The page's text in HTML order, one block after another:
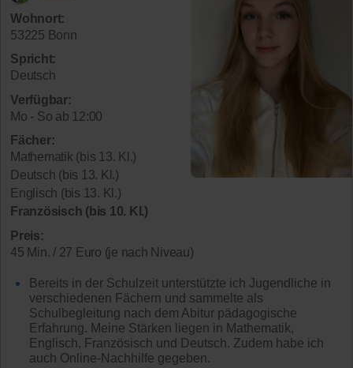
Wohnort:
53225 Bonn
Spricht:
Deutsch
Verfügbar:
Mo - So ab 12:00
Fächer:
Mathematik (bis 13. Kl.)
Deutsch (bis 13. Kl.)
Englisch (bis 13. Kl.)
Französisch (bis 10. Kl.)
Preis:
45 Min. / 27 Euro (je nach Niveau)
Bereits in der Schulzeit unterstützte ich Jugendliche in
verschiedenen Fächern und sammelte als
Schulbegleitung nach dem Abitur pädagogische
Erfahrung. Meine Stärken liegen in Mathematik,
Englisch, Französisch und Deutsch. Zudem habe ich
auch Online-Nachhilfe gegeben.